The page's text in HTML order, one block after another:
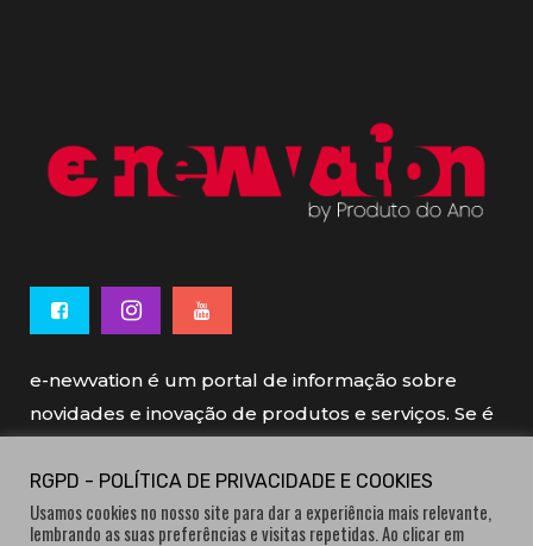
e-newvation é um portal de informação sobre
novidades e inovação de produtos e serviços. Se é
e-newvation tem o patrocínio do “Produto do
RGPD - POLÍTICA DE PRIVACIDADE E COOKIES
Usamos cookies no nosso site para dar a experiência mais relevante,
lembrando as suas preferências e visitas repetidas. Ao clicar em